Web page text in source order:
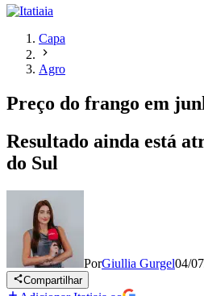
Capa
Agro
Preço do frango em
Resultado ainda está
do Sul
PorGiullia Gurgel04/
Compartilhar